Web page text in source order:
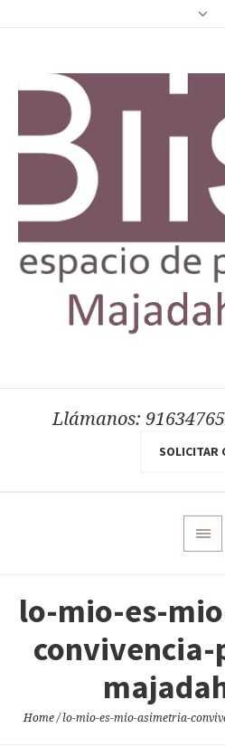
Llámanos:
SOLICITAR
lo-mio-es-
Home / lo-mio-es-mio-asimetria-